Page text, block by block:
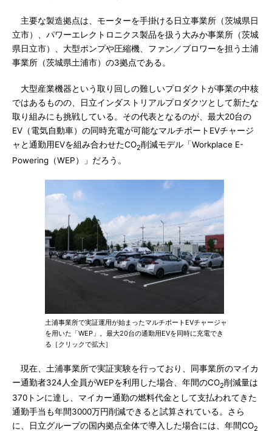
主要な製造拠点は、モーターを手掛ける日立事業所（茨城県日
立市）、パワーエレクトロニクス製品を扱う大みか事業所（茨城
県日立市）、大型ポンプや圧縮機、ファン／ブロワーを担う土浦
事業所（茨城県土浦市）の3拠点である。
大型産業機器という取り回しの難しいプロダクトが事業の中核
ではあるものの、日立インダストリアルプロダクツとして新たな
取り組みにも挑戦している。その代表となるのが、最大20台の
EV（電気自動車）の同時充電が可能なマルチポートEVチャージ
ャと通勤用EVを組み合わせたCO2削減モデル「Workplace E-
Powering（WEP）」だろう。
土浦事業所で実証運用が始まったマルチポートEVチャージャ
を用いた「WEP」。最大20台の通勤用EVを同時に充電でき
る［クリックで拡大］
現在、土浦事業所で実証実験を行っており、同事業所のマイカ
ー通勤者324人全員がWEPを利用した場合、年間のCO2削減量は
370トンに達し、マイカー通勤の燃料代金として支払われてきた
通勤手当も年間3000万円削減できると試算されている。さら
に、日立グループの国内拠点全体で導入した場合には、年間CO2